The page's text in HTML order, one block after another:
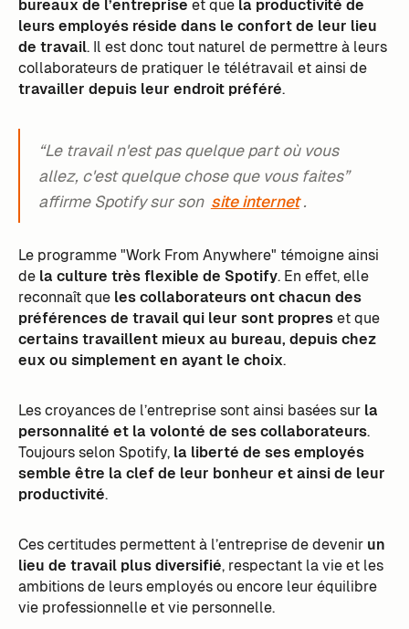
bureaux de l’entreprise et que la productivité de
leurs employés réside dans le confort de leur lieu
de travail. Il est donc tout naturel de permettre à leurs
collaborateurs de pratiquer le télétravail et ainsi de
travailler depuis leur endroit préféré.
“Le travail n'est pas quelque part où vous
allez, c'est quelque chose que vous faites”
affirme Spotify sur son site internet .
Le programme "Work From Anywhere" témoigne ainsi
de la culture très flexible de Spotify. En effet, elle
reconnaît que les collaborateurs ont chacun des
préférences de travail qui leur sont propreset que
certains travaillent mieux au bureau, depuis chez
eux ou simplement en ayant le choix.
Les croyances de l’entreprise sont ainsi basées sur la
personnalité et la volonté de ses collaborateurs.
Toujours selon Spotify, la liberté de ses employés
semble être la clef de leur bonheur et ainsi de leur
productivité.
Ces certitudes permettent à l’entreprise de devenir un
lieu de travail plus diversifié, respectant la vie et les
ambitions de leurs employés ou encore leur équilibre
vie professionnelle et vie personnelle.